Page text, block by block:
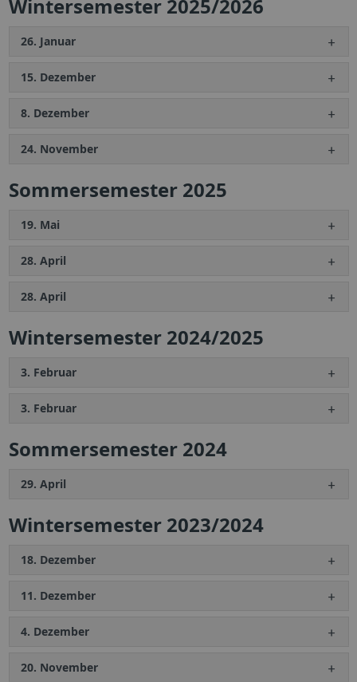
Wintersemester 2025/2026
26. Januar
15. Dezember
8. Dezember
24. November
Sommersemester 2025
19. Mai
28. April
28. April
Wintersemester 2024/2025
3. Februar
3. Februar
Sommersemester 2024
29. April
Wintersemester 2023/2024
18. Dezember
11. Dezember
4. Dezember
20. November